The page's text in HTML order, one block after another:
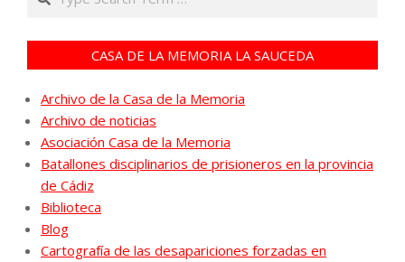
CASA DE LA MEMORIA LA SAUCEDA
Archivo de la Casa de la Memoria
Archivo de noticias
Asociación Casa de la Memoria
Batallones disciplinarios de prisioneros en la provincia
de Cádiz
Biblioteca
Blog
Cartografía de las desapariciones forzadas en